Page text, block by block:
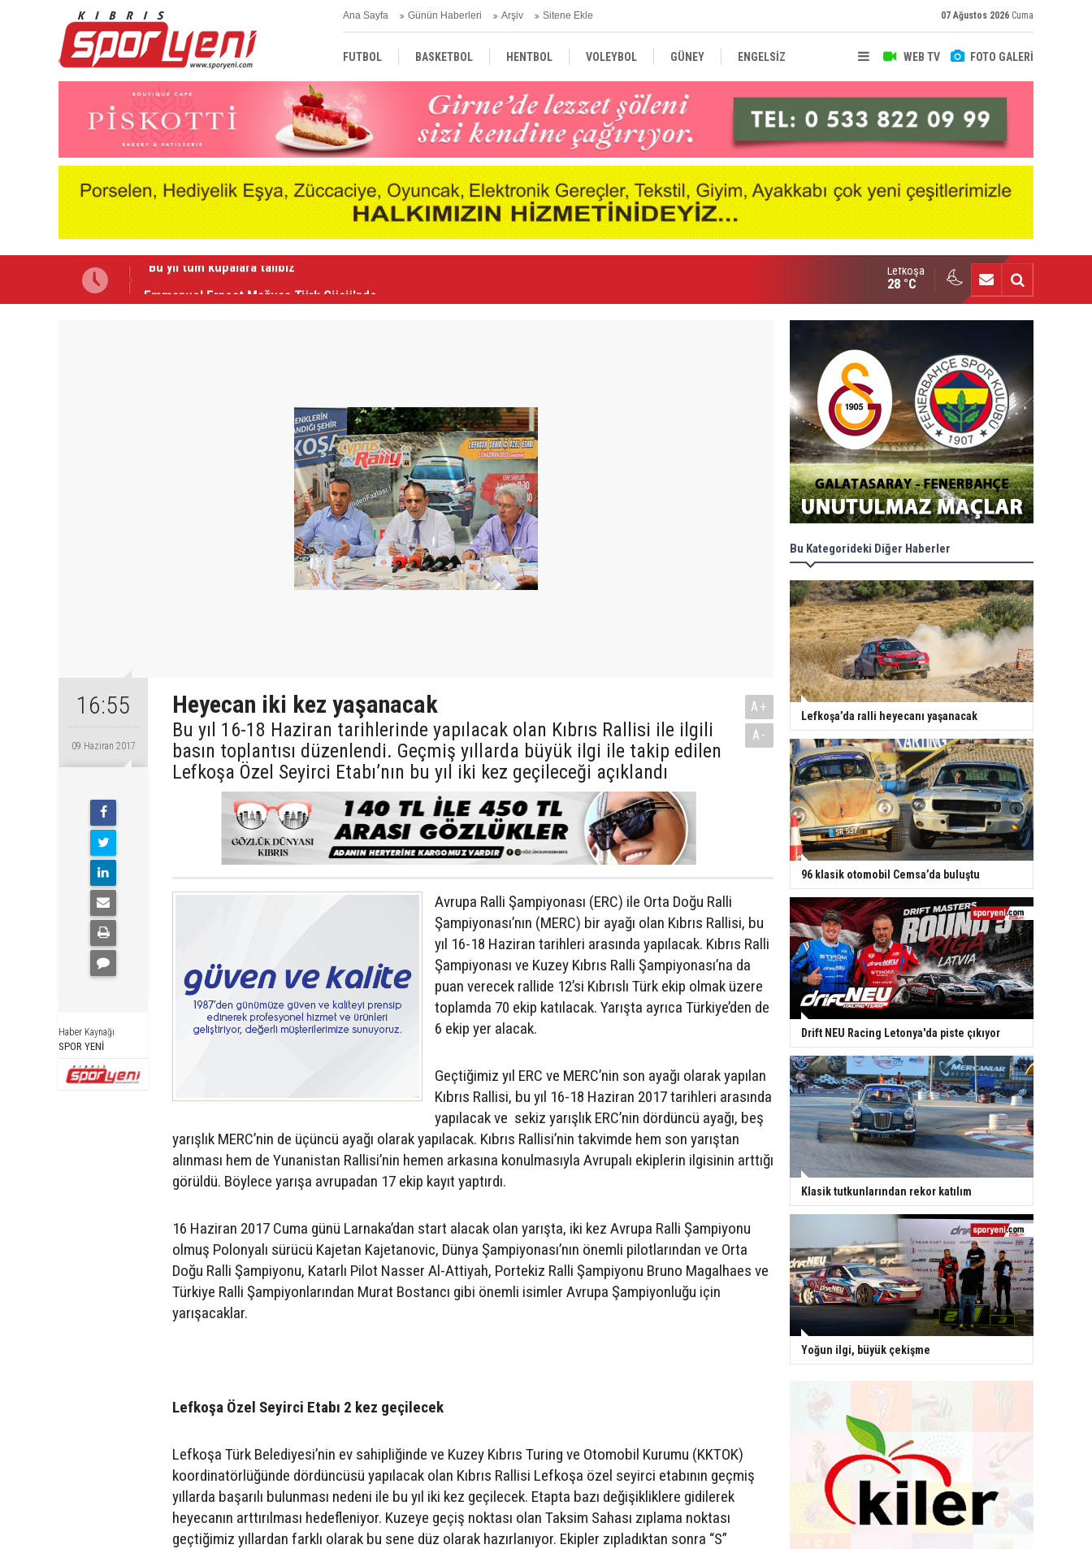
Ana Sayfa Günün Haberleri Arşiv Sitene Ekle 07 Ağustos 2026 Cuma
WEB TV FOTO GALERİ
FUTBOL BASKETBOL HENTBOL VOLEYBOL GÜNEY ENGELSİZ
TÜRKİYE AVRUPA DÜNYA
Emmanuel Ernest Mağusa Türk Gücü'nde
Lefkoşa
28 °C
16:55
09 Haziran 2017
Haber Kaynağı
SPOR YENİ
Heyecan iki kez yaşanacak
Bu yıl 16-18 Haziran tarihlerinde yapılacak olan Kıbrıs Rallisi ile ilgili
basın toplantısı düzenlendi. Geçmiş yıllarda büyük ilgi ile takip edilen
Lefkoşa Özel Seyirci Etabı’nın bu yıl iki kez geçileceği açıklandı
A+
A-
Avrupa Ralli Şampiyonası (ERC) ile Orta Doğu Ralli
Şampiyonası’nın (MERC) bir ayağı olan Kıbrıs Rallisi, bu
yıl 16-18 Haziran tarihleri arasında yapılacak. Kıbrıs Ralli
Şampiyonası ve Kuzey Kıbrıs Ralli Şampiyonası’na da
puan verecek rallide 12’si Kıbrıslı Türk ekip olmak üzere
toplamda 70 ekip katılacak. Yarışta ayrıca Türkiye’den de
6 ekip yer alacak.
Geçtiğimiz yıl ERC ve MERC’nin son ayağı olarak yapılan
Kıbrıs Rallisi, bu yıl 16-18 Haziran 2017 tarihleri arasında
yapılacak ve sekiz yarışlık ERC’nin dördüncü ayağı, beş
yarışlık MERC’nin de üçüncü ayağı olarak yapılacak. Kıbrıs Rallisi’nin takvimde hem son yarıştan
alınması hem de Yunanistan Rallisi’nin hemen arkasına konulmasıyla Avrupalı ekiplerin ilgisinin arttığı
görüldü. Böylece yarışa avrupadan 17 ekip kayıt yaptırdı.
16 Haziran 2017 Cuma günü Larnaka’dan start alacak olan yarışta, iki kez Avrupa Ralli Şampiyonu
olmuş Polonyalı sürücü Kajetan Kajetanovic, Dünya Şampiyonası’nın önemli pilotlarından ve Orta
Doğu Ralli Şampiyonu, Katarlı Pilot Nasser Al-Attiyah, Portekiz Ralli Şampiyonu Bruno Magalhaes ve
Türkiye Ralli Şampiyonlarından Murat Bostancı gibi önemli isimler Avrupa Şampiyonluğu için
yarışacaklar.
Lefkoşa Özel Seyirci Etabı 2 kez geçilecek
Lefkoşa Türk Belediyesi’nin ev sahipliğinde ve Kuzey Kıbrıs Turing ve Otomobil Kurumu (KKTOK)
koordinatörlüğünde dördüncüsü yapılacak olan Kıbrıs Rallisi Lefkoşa özel seyirci etabının geçmiş
yıllarda başarılı bulunması nedeni ile bu yıl iki kez geçilecek. Etapta bazı değişikliklere gidilerek
heyecanın arttırılması hedefleniyor. Kuzeye geçiş noktası olan Taksim Sahası zıplama noktası
geçtiğimiz yıllardan farklı olarak bu sene düz olarak hazırlanıyor. Ekipler zıpladıktan sonra “S”
Bu Kategorideki Diğer Haberler
Lefkoşa’da ralli heyecanı yaşanacak
96 klasik otomobil Cemsa’da buluştu
Drift NEU Racing Letonya'da piste çıkıyor
Klasik tutkunlarından rekor katılım
Yoğun ilgi, büyük çekişme